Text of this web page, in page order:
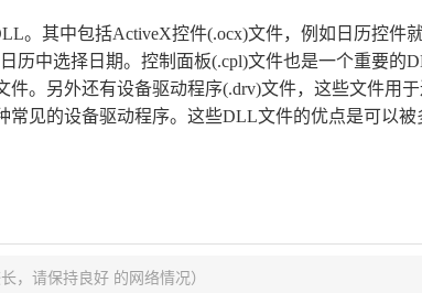
。其中包括ActiveX控件(.ocx)文件，例如日历控件
历中选择日期。控制面板(.cpl)文件也是一个重要的
。另外还有设备驱动程序(.drv)文件，这些文件用于
见的设备驱动程序。这些DLL文件的优点是可以被
，请保持良好 的网络情况）